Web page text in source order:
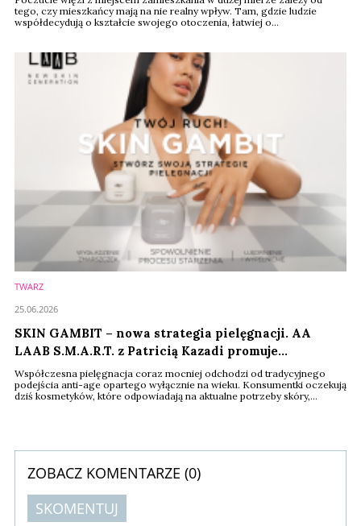
tego, czy mieszkańcy mają na nie realny wpływ. Tam, gdzie ludzie
współdecydują o kształcie swojego otoczenia, łatwiej o
jeden dobrze zaplanowany projekt, by zaczęto zauważać swoje
otoczenie i angażować się w jego ...
TWARZ
SKIN GAMBIT – nowa strategia pielęgnacji. AA
LAAB S.M.A.R.T. z Patricią Kazadi promuje
inteligentne beauty
Współczesna pielęgnacja coraz mocniej odchodzi od tradycyjnego
podejścia anti-age opartego wyłącznie na wieku. Konsumentki oczekują
dziś kosmetyków, które odpowiadają na aktualne potrzeby skóry,
25.06.2026
ZOBACZ KOMENTARZE (0)
SKOMENTUJ